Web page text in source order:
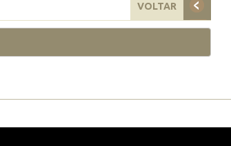
VOLTAR